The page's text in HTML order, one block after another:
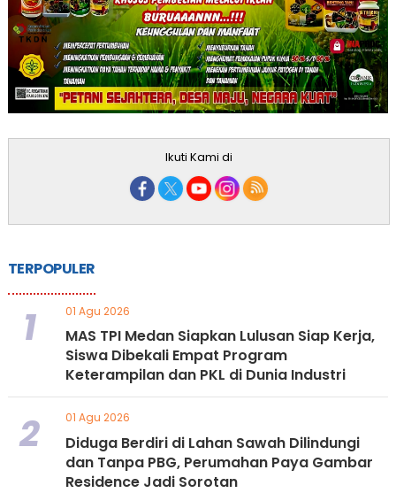
Ikuti Kami di
TERPOPULER
1 01 Agu 2026
MAS TPI Medan Siapkan Lulusan Siap Kerja,
Siswa Dibekali Empat Program
Keterampilan dan PKL di Dunia Industri
2 01 Agu 2026
Diduga Berdiri di Lahan Sawah Dilindungi
dan Tanpa PBG, Perumahan Paya Gambar
Residence Jadi Sorotan